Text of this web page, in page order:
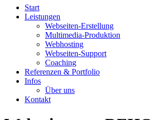
Start
Leistungen
Webseiten-Erstellung
Multimedia-Produktion
Webhosting
Webseiten-Support
Coaching
Referenzen & Portfolio
Infos
Über uns
Kontakt